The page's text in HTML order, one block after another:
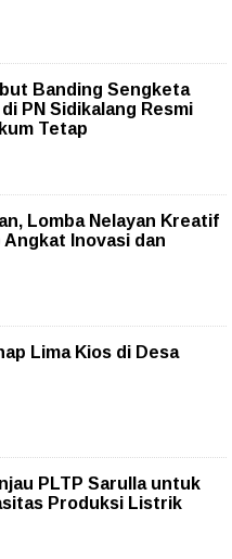
Banding Sengketa
PN Sidikalang Resmi
Tetap
Lomba Nelayan Kreatif
Angkat Inovasi dan
Lima Kios di Desa
PLTP Sarulla untuk
Produksi Listrik